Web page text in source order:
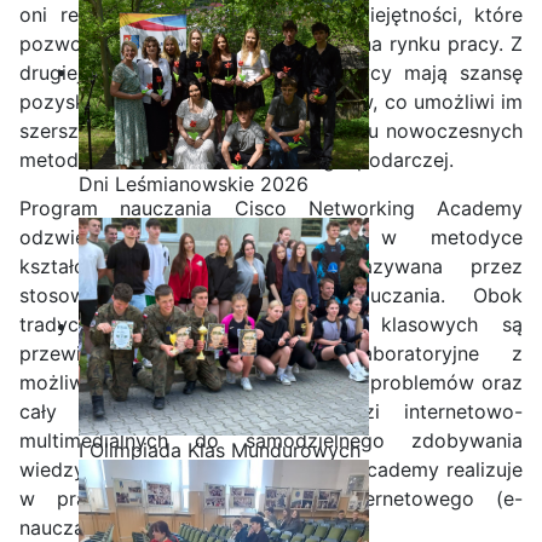
Dni Leśmianowskie 2026
I Olimpiada Klas Mundurowych
oni realne szanse na uzyskanie umiejętności, które
pozwolą im odnaleźć swoje miejsce na rynku pracy. Z
drugiej strony potencjalni pracodawcy mają szansę
pozyskania deficytowych specjalistów, co umożliwi im
szerszą ekspansję i rozwój w kierunku nowoczesnych
metod prowadzenia działalności gospodarczej.
Program nauczania Cisco Networking Academy
odzwierciedla bieżące trendy w metodyce
kształcenia. Wiedza jest przekazywana przez
stosowanie różnych technik nauczania. Obok
tradycyjnych wykładów i zajęć klasowych są
przewidziane liczne zajęcia laboratoryjne z
możliwością rozwiązywania realnych problemów oraz
cały zestaw środków i narzędzi internetowo-
multimedialnych do samodzielnego zdobywania
wiedzy. Program Cisco Networking Academy realizuje
w praktyce hasło nauczania internetowego (e-
nauczanie).